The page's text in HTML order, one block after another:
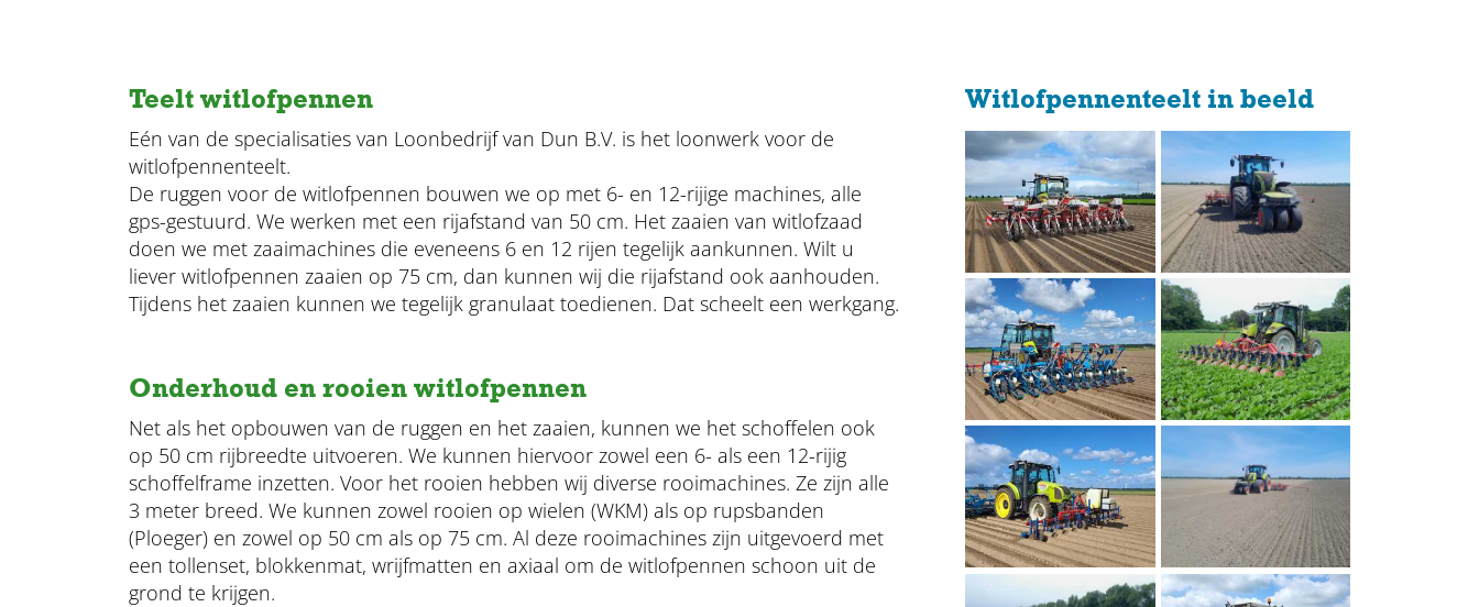
Teelt witlofpennen
Eén van de specialisaties van Loonbedrijf van Dun B.V. is het loonwerk voor de
witlofpennenteelt.
De ruggen voor de witlofpennen bouwen we op met 6- en 12-rijige machines, alle
gps-gestuurd. We werken met een rijafstand van 50 cm. Het zaaien van witlofzaad
doen we met zaaimachines die eveneens 6 en 12 rijen tegelijk aankunnen. Wilt u
liever witlofpennen zaaien op 75 cm, dan kunnen wij die rijafstand ook aanhouden.
Tijdens het zaaien kunnen we tegelijk granulaat toedienen. Dat scheelt een werkgang.
Onderhoud en rooien witlofpennen
Net als het opbouwen van de ruggen en het zaaien, kunnen we het schoffelen ook
op 50 cm rijbreedte uitvoeren. We kunnen hiervoor zowel een 6- als een 12-rijig
schoffelframe inzetten. Voor het rooien hebben wij diverse rooimachines. Ze zijn alle
3 meter breed. We kunnen zowel rooien op wielen (WKM) als op rupsbanden
(Ploeger) en zowel op 50 cm als op 75 cm. Al deze rooimachines zijn uitgevoerd met
een tollenset, blokkenmat, wrijfmatten en axiaal om de witlofpennen schoon uit de
grond te krijgen.
Witlofpennenteelt in beeld